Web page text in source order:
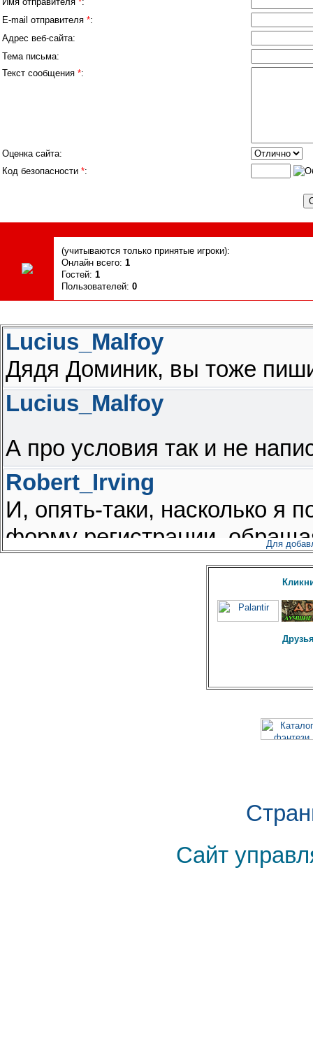
E-mail отправителя *:
Адрес веб-сайта:
Тема письма:
Текст сообщения *:
Оценка сайта:
Код безопасности *:
(учитываются только принятые игроки):
Онлайн всего: 1
Гостей: 1
Пользователей: 0
Для
Сайт